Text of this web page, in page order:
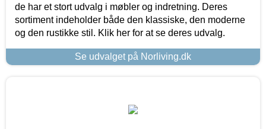
de har et stort udvalg i møbler og indretning. Deres
sortiment indeholder både den klassiske, den moderne
og den rustikke stil. Klik her for at se deres udvalg.
Se udvalget på Norliving.dk